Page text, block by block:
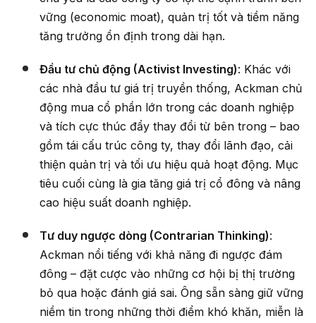
vững (economic moat), quản trị tốt và tiềm năng
tăng trưởng ổn định trong dài hạn.
Đầu tư chủ động (Activist Investing): Khác với
các nhà đầu tư giá trị truyền thống, Ackman chủ
động mua cổ phần lớn trong các doanh nghiệp
và tích cực thúc đẩy thay đổi từ bên trong – bao
gồm tái cấu trúc công ty, thay đổi lãnh đạo, cải
thiện quản trị và tối ưu hiệu quả hoạt động. Mục
tiêu cuối cùng là gia tăng giá trị cổ đông và nâng
cao hiệu suất doanh nghiệp.
Tư duy ngược dòng (Contrarian Thinking):
Ackman nổi tiếng với khả năng đi ngược đám
đông – đặt cược vào những cơ hội bị thị trường
bỏ qua hoặc đánh giá sai. Ông sẵn sàng giữ vững
niềm tin trong những thời điểm khó khăn, miễn là